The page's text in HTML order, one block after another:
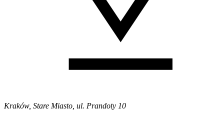
Kraków, Stare Miasto, ul. Prandoty 10